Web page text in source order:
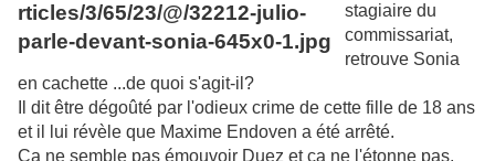
stagiaire du
commissariat,
retrouve Sonia
en cachette ...de quoi s'agit-il?
Il dit être dégoûté par l'odieux crime de cette fille de 18 ans
et il lui révèle que Maxime Endoven a été arrêté.
Ca ne semble pas émouvoir Duez et ça ne l'étonne pas,